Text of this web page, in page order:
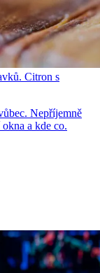
Citron s
Nepříjemně
a kde co.